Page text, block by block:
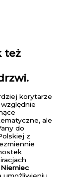
też
korytarze
ale
do
z